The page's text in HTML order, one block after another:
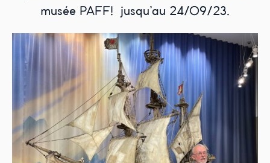
musée PAFF! jusqu’au 24/09/23.